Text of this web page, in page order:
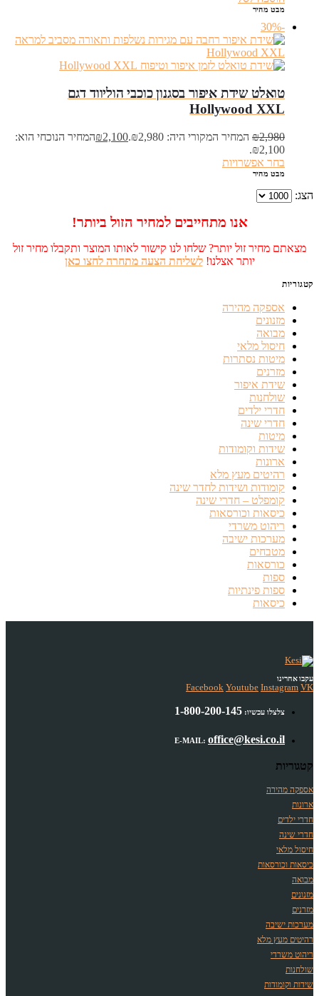
מבט מהיר
-30%
טואלט שידת איפור בסגנון כוכבי הוליווד דגם
Hollywood XXL
₪2,980 המחיר המקורי היה: ₪2,980. ₪2,100
המחיר הנוכחי הוא:
₪2,100.
בחר אפשרויות
מבט מהיר
הצג:
אנו מתחייבים למחיר הזול ביותר!
מצאתם מחיר זול יותר? שלחו לנו קישור לאותו המוצר ותקבלו מחיר זול
יותר אצלנו!לשליחת הצעה מתחרה לחצו כאן
קטגוריות
אספקה מהירה
מזנונים
מבואה
חיסול מלאי
מיטות נסתרות
מזרנים
שידת איפור
שולחנות
חדרי ילדים
חדרי שינה
מיטות
שידות וקומודות
ארונות
רהיטים מעץ מלא
קומודות ושידות לחדר שינה
קומפלט – חדרי שינה
כיסאות וכורסאות
ריהוט משרדי
מערכות ישיבה
מטבחים
כורסאות
ספות
ספות פינתיות
כיסאות
עקבו אחרינו
Facebook Youtube Instagram VK
צלצלו עכשיו: 1-800-200-145
E-MAIL: office@kesi.co.il
קטגוריות
אספקה מהירה
ארונות
חדרי ילדים
חדרי שינה
חיסול מלאי
כיסאות וכורסאות
מבואה
מזנונים
מזרנים
מערכות ישיבה
רהיטים מעץ מלא
ריהוט משרדי
שולחנות
שידות וקומודות